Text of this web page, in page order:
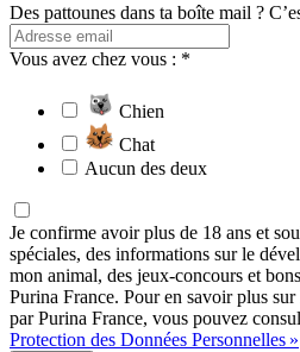
Des pattounes dans ta boîte mail ?
Vous avez chez vous : *
Chien
Chat
Aucun des deux
Je confirme avoir plus de 18 ans et
spéciales, des informations sur le
mon animal, des jeux-concours et
Purina France. Pour en savoir plus
par Purina France, vous pouvez
Protection des Données Personnelles »